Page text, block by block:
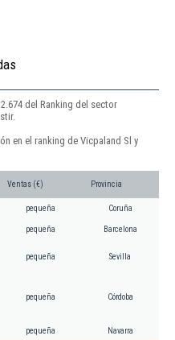
del Ranking del sector
en el ranking de Vicpaland Sl y
Ventas (€) Provincia
pequeña Coruña
pequeña Barcelona
pequeña Sevilla
pequeña Córdoba
pequeña Navarra